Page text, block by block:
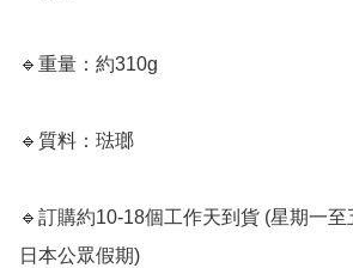
🔹重量：約310g
🔹質料：琺瑯
🔹訂購約10-18個工作天到貨 (星期一
日本公眾假期)